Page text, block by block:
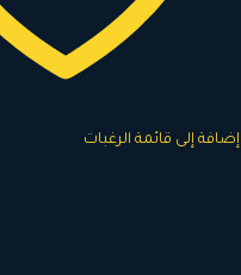
إضافة إلى قائمة الرغبات